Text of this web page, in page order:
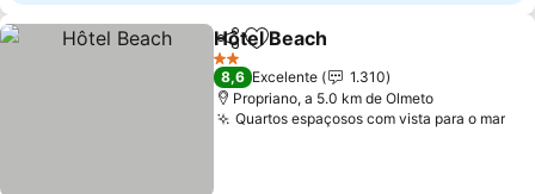
PartilharAdicionar aos favoritos
Hôtel Beach
2 Estrelas
8,6 Excelente
1.310
Propriano, a 5.0 km de Olmeto
Quartos espaçosos com vista para o mar